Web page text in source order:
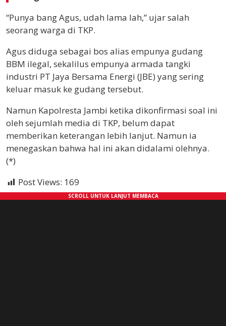
“Punya bang Agus, udah lama lah,” ujar salah
seorang warga di TKP.
Agus diduga sebagai bos alias empunya gudang
BBM ilegal, sekalilus empunya armada tangki
industri PT Jaya Bersama Energi (JBE) yang sering
keluar masuk ke gudang tersebut.
Namun Kapolresta Jambi ketika dikonfirmasi soal ini
oleh sejumlah media di TKP, belum dapat
memberikan keterangan lebih lanjut. Namun ia
menegaskan bahwa hal ini akan didalami olehnya.
(*)
Post Views: 169